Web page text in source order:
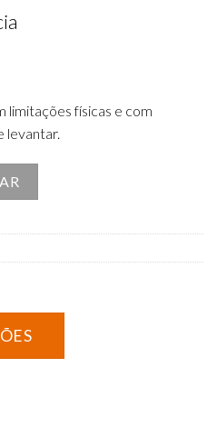
limitações físicas e com
levantar.